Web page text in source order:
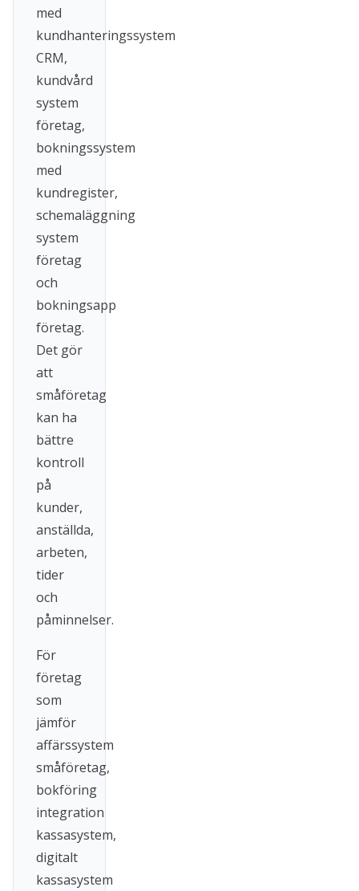
med
kundhanteringssystem
CRM,
kundvård
system
företag,
bokningssystem
med
kundregister,
schemaläggning
system
företag
och
bokningsapp
företag.
Det gör
att
småföretag
kan ha
bättre
kontroll
på
kunder,
anställda,
arbeten,
tider
och
påminnelser.
För
företag
som
jämför
affärssystem
småföretag,
bokföring
integration
kassasystem,
digitalt
kassasystem